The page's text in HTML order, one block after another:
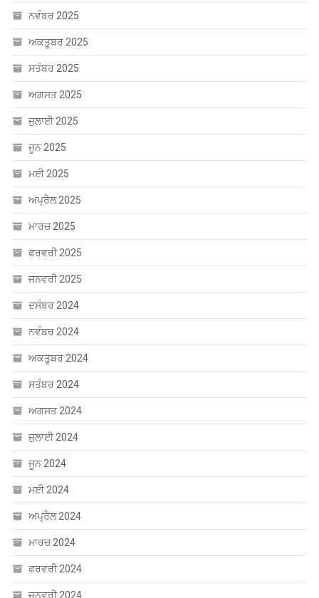
ਨਵੰਬਰ 2025
ਅਕਤੂਬਰ 2025
ਸਤੰਬਰ 2025
ਅਗਸਤ 2025
ਜੁਲਾਈ 2025
ਜੂਨ 2025
ਮਈ 2025
ਅਪ੍ਰੈਲ 2025
ਮਾਰਚ 2025
ਫਰਵਰੀ 2025
ਜਨਵਰੀ 2025
ਦਸੰਬਰ 2024
ਨਵੰਬਰ 2024
ਅਕਤੂਬਰ 2024
ਸਤੰਬਰ 2024
ਅਗਸਤ 2024
ਜੁਲਾਈ 2024
ਜੂਨ 2024
ਮਈ 2024
ਅਪ੍ਰੈਲ 2024
ਮਾਰਚ 2024
ਫਰਵਰੀ 2024
ਜਨਵਰੀ 2024